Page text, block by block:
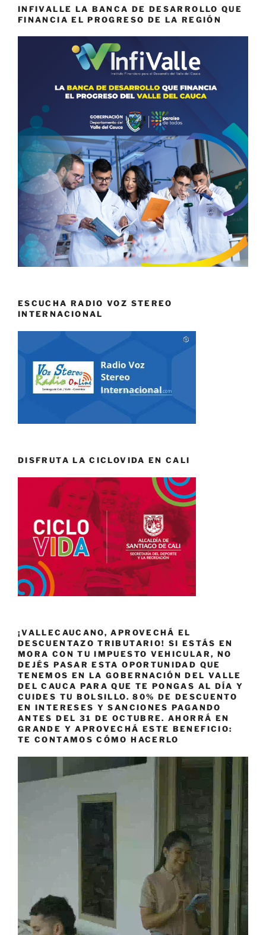
INFIVALLE LA BANCA DE DESARROLLO QUE
FINANCIA EL PROGRESO DE LA REGIÓN
ESCUCHA RADIO VOZ STEREO
INTERNACIONAL
DISFRUTA LA CICLOVIDA EN CALI
¡VALLECAUCANO, APROVECHÁ EL
DESCUENTAZO TRIBUTARIO! SI ESTÁS EN
MORA CON TU IMPUESTO VEHICULAR, NO
DEJÉS PASAR ESTA OPORTUNIDAD QUE
TENEMOS EN LA GOBERNACIÓN DEL VALLE
DEL CAUCA PARA QUE TE PONGAS AL DÍA Y
CUIDES TU BOLSILLO. 80% DE DESCUENTO
EN INTERESES Y SANCIONES PAGANDO
ANTES DEL 31 DE OCTUBRE. AHORRÁ EN
GRANDE Y APROVECHÁ ESTE BENEFICIO:
TE CONTAMOS CÓMO HACERLO